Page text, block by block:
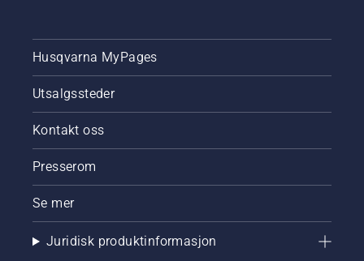
Husqvarna MyPages
Utsalgssteder
Kontakt oss
Presserom
Se mer
Juridisk produktinformasjon